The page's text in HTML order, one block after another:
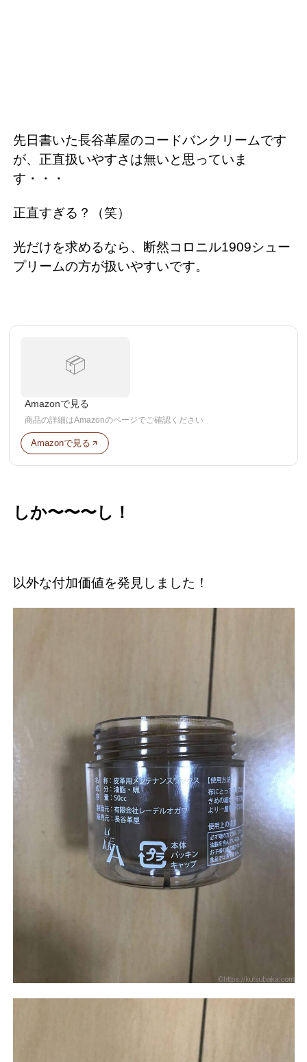
先日書いた長谷革屋のコードバンクリームです
が、正直扱いやすさは無いと思っていま
す・・・
正直すぎる？（笑）
光だけを求めるなら、断然コロニル1909シュー
プリームの方が扱いやすいです。
📦
Amazonで見る
商品の詳細はAmazonのページでご確認ください
Amazonで見る
しか〜〜〜し！
以外な付加価値を発見しました！